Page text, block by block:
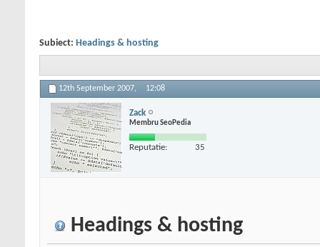
Subiect: Headings & hosting
12th September 2007, 12:08
Zack
Membru SeoPedia
Reputatie: 35
Headings & hosting